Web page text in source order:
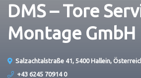
DMS – Tore
Montage GmbH
Salzachtalstraße 41, 5400 Hallein,
+43 6245 70914 0